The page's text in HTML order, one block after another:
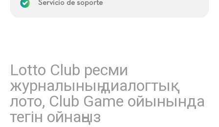
Servicio de soporte
Lotto Club ресми
журналының диалогтық
лото, Club Game ойынында
тегін ойнаңыз